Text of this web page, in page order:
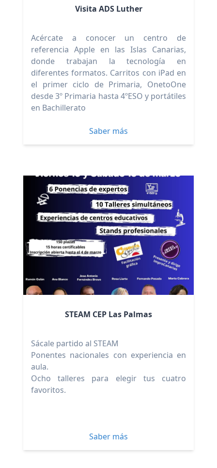
Visita ADS Luther
Acércate a conocer un centro de
referencia Apple en las Islas Canarias,
donde trabajan la tecnología en
diferentes formatos. Carritos con iPad en
el primer ciclo de Primaria, OnetoOne
desde 3º Primaria hasta 4ºESO y portátiles
en Bachillerato
Saber más
STEAM CEP Las Palmas
Sácale partido al STEAM
Ponentes nacionales con experiencia en
aula.
Ocho talleres para elegir tus cuatro
favoritos.
Saber más